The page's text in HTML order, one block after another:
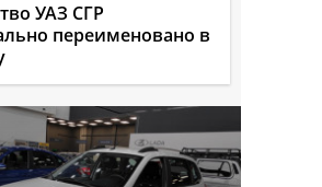
УАЗ СГР
переименовано в